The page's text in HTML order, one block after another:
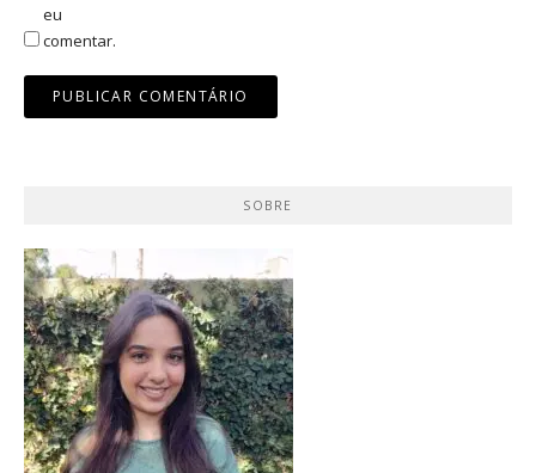
eu
comentar.
SOBRE